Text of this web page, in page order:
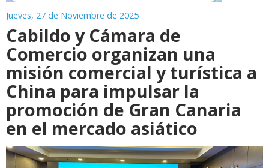
Jueves, 27 de Noviembre de 2025
Cabildo y Cámara de
Comercio organizan una
misión comercial y turística a
China para impulsar la
promoción de Gran Canaria
en el mercado asiático